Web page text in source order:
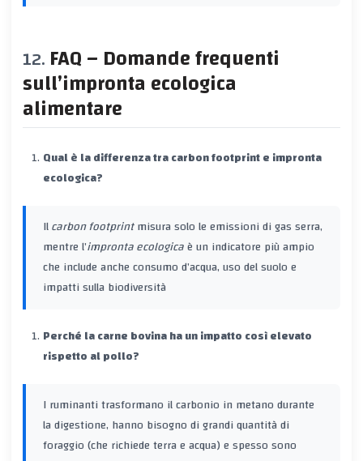
FAQ – Domande frequenti
sull’impronta ecologica
alimentare
Qual è la differenza tra carbon footprint e impronta
ecologica?
Ilcarbon footprintmisura solo le emissioni di gas serra,
mentre l’impronta ecologicaè un indicatore più ampio
che include anche consumo d’acqua, uso del suolo e
impatti sulla biodiversità
Perché la carne bovina ha un impatto così elevato
rispetto al pollo?
I ruminanti trasformano il carbonio in metano durante
la digestione, hanno bisogno di grandi quantità di
foraggio (che richiede terra e acqua) e spesso sono